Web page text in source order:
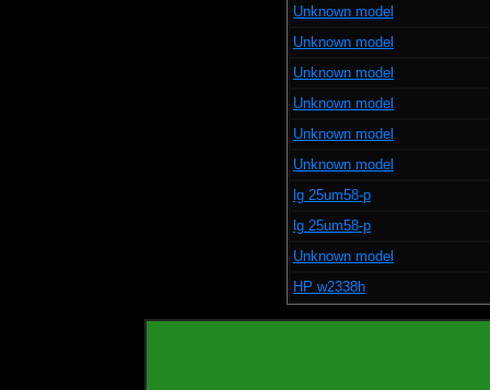
Unknown model
Unknown model
Unknown model
Unknown model
Unknown model
Unknown model
lg 25um58-p
lg 25um58-p
Unknown model
HP w2338h